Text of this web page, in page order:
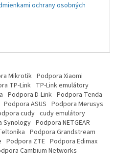
ochrany osobných
Mikrotik Podpora Xiaomi
TP-Link TP-Link emulátory
Podpora D-Link Podpora Tenda
Podpora ASUS Podpora Merusys
cudy cudy emulátory
Synology Podpora NETGEAR
Podpora Grandstream
Podpora ZTE Podpora Edimax
Cambium Networks